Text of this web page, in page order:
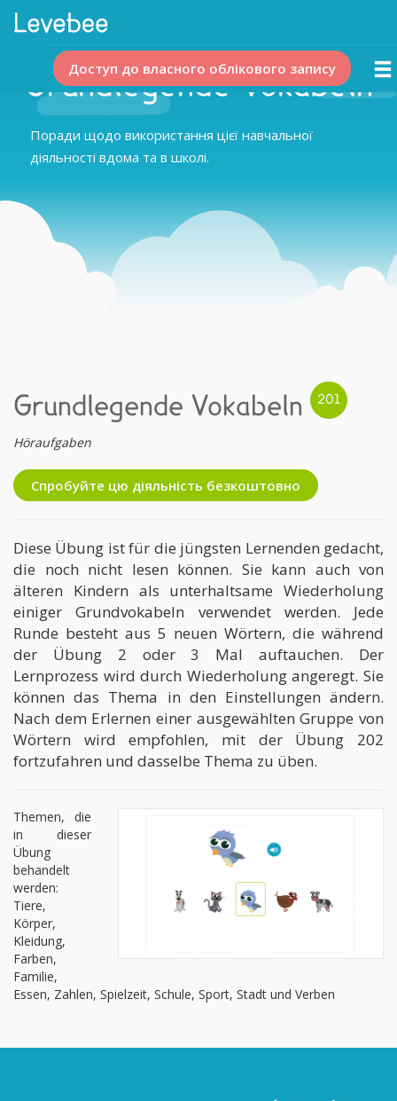
Доступ до власного облікового запису
Grundlegende Vokabeln
Поради щодо використання цієї навчальної
діяльності вдома та в школі.
Grundlegende Vokabeln
Höraufgaben
Спробуйте цю діяльність безкоштовно
Diese Übung ist für die jüngsten Lernenden gedacht,
die noch nicht lesen können. Sie kann auch von
älteren Kindern als unterhaltsame Wiederholung
einiger Grundvokabeln verwendet werden. Jede
Runde besteht aus 5 neuen Wörtern, die während
der Übung 2 oder 3 Mal auftauchen. Der
Lernprozess wird durch Wiederholung angeregt. Sie
können das Thema in den Einstellungen ändern.
Nach dem Erlernen einer ausgewählten Gruppe von
Wörtern wird empfohlen, mit der Übung 202
fortzufahren und dasselbe Thema zu üben.
Themen, die
in dieser
Übung
behandelt
werden:
Tiere,
Körper,
Kleidung,
Farben,
Familie,
Essen, Zahlen, Spielzeit, Schule, Sport, Stadt und Verben